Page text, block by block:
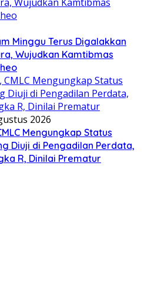
Minggu Terus Digalakkan
Wujudkan Kamtibmas
2026
Mengungkap Status
Diuji di Pengadilan Perdata,
R, Dinilai Prematur